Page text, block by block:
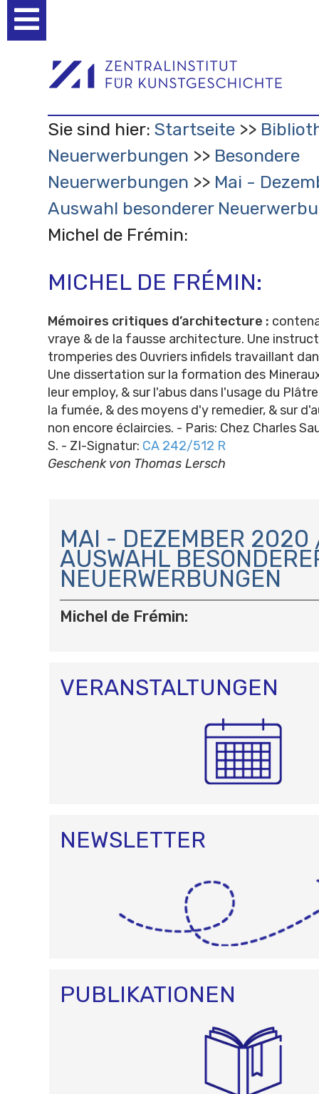
Werkzeuge
Sie sind hier: Startseite
Neuerwerbungen
Besondere
Neuerwerbungen
Mai -
Auswahl besonderer
Michel de Frémin:
MICHEL DE FRÉMIN:
Mémoires critiques d’architecture :
vraye & de la fausse architecture. Une
tromperies des Ouvriers infidels travaillant
Une dissertation sur la formation des
leur employ, & sur l'abus dans l'usage du
la fumée, & des moyens d'y remedier, & sur
non encore éclaircies. - Paris: Chez Charles
S. - ZI-Signatur: CA 242/512 R
Geschenk von Thomas Lersch
A
V
I
G
A
T
I
MAI - DEZEMBER 2020
AUSWAHL
NEUERWERBUNGEN
Michel de Frémin:
VERANSTALTUNGEN
NEWSLETTER
PUBLIKATIONEN